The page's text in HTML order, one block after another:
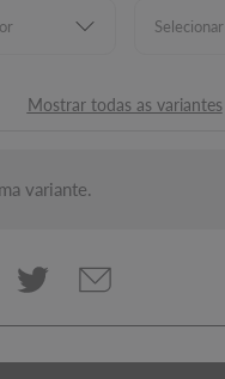
Mostrar todas as variantes
variante.